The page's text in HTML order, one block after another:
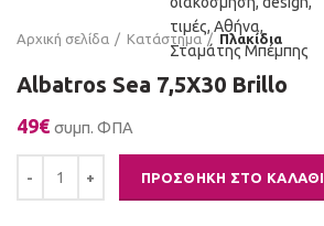
Αρχική σελίδα Κατάστημα Πλακίδια
Albatros Sea 7,5X30 Brillo
49€ συμπ. ΦΠΑ
ΠΡΟΣΘΉΚΗ ΣΤΟ ΚΑΛΆΘΙ